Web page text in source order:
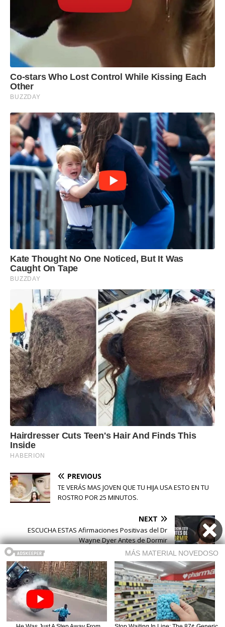
PREVIOUS
TE VERÁS MAS JOVEN QUE TU HIJA USA ESTO EN TU
ROSTRO POR 25 MINUTOS.
NEXT
ESCUCHA ESTAS Afirmaciones Positivas del Dr
Wayne Dyer Antes de Dormir
Buscar
Buscar